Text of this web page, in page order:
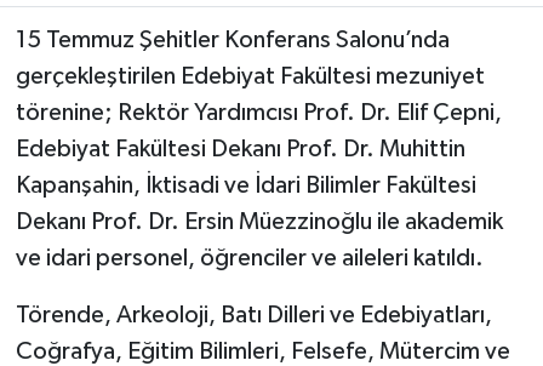
15 Temmuz Şehitler Konferans Salonu’nda
gerçekleştirilen Edebiyat Fakültesi mezuniyet
törenine; Rektör Yardımcısı Prof. Dr. Elif Çepni,
Edebiyat Fakültesi Dekanı Prof. Dr. Muhittin
Kapanşahin, İktisadi ve İdari Bilimler Fakültesi
Dekanı Prof. Dr. Ersin Müezzinoğlu ile akademik
ve idari personel, öğrenciler ve aileleri katıldı.
Törende, Arkeoloji, Batı Dilleri ve Edebiyatları,
Coğrafya, Eğitim Bilimleri, Felsefe, Mütercim ve
BÖLGE
TÜRKİYE
DÜNYA